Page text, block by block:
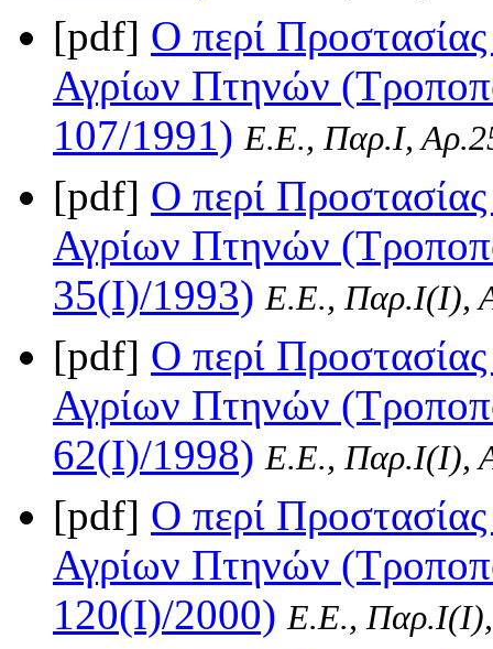
[pdf] Ο περί
Αγρίων Πτηνών
107/1991) Ε.Ε., Παρ.Ι,
[pdf] Ο περί
Αγρίων Πτηνών
35(I)/1993) Ε.Ε., Παρ.Ι(I),
[pdf] Ο περί
Αγρίων Πτηνών
62(I)/1998) Ε.Ε., Παρ.Ι(I),
[pdf] Ο περί
Αγρίων Πτηνών
120(I)/2000) Ε.Ε.,